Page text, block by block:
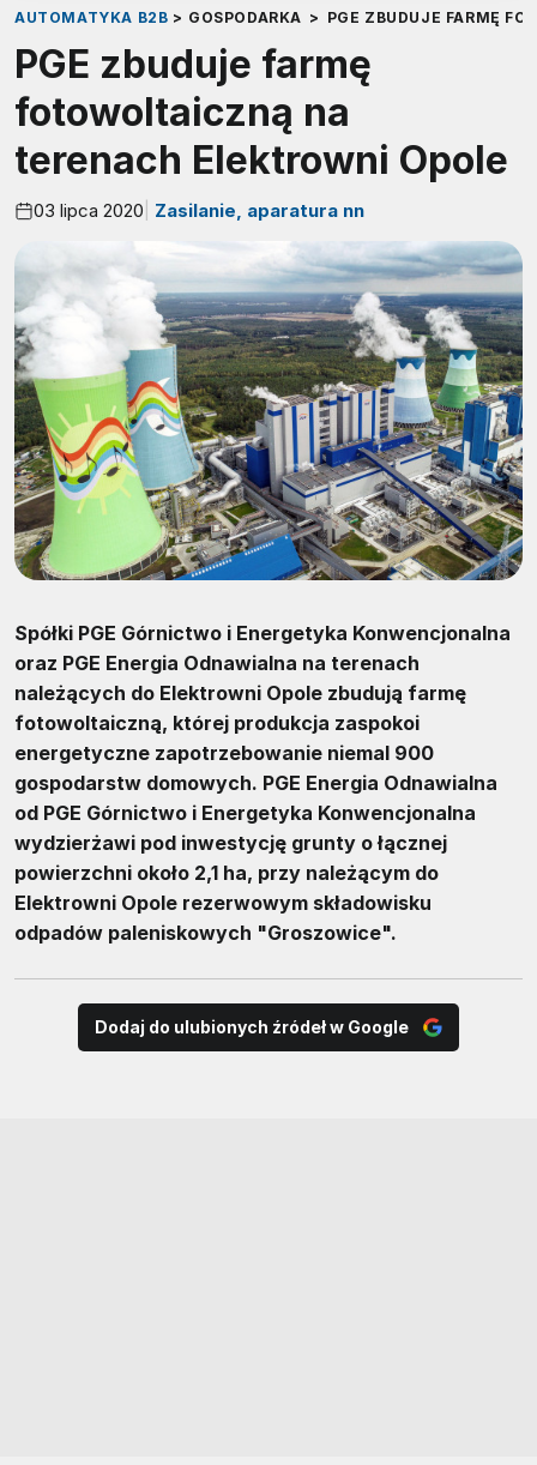
AUTOMATYKA B2B > GOSPODARKA > PGE ZBUDUJE FARMĘ
PGE zbuduje farmę
fotowoltaiczną na
terenach Elektrowni Opole
03 lipca 2020 Zasilanie, aparatura nn
Spółki PGE Górnictwo i Energetyka Konwencjonalna
oraz PGE Energia Odnawialna na terenach
należących do Elektrowni Opole zbudują farmę
fotowoltaiczną, której produkcja zaspokoi
energetyczne zapotrzebowanie niemal 900
gospodarstw domowych. PGE Energia Odnawialna
od PGE Górnictwo i Energetyka Konwencjonalna
wydzierżawi pod inwestycję grunty o łącznej
powierzchni około 2,1 ha, przy należącym do
Elektrowni Opole rezerwowym składowisku
odpadów paleniskowych "Groszowice".
Dodaj do ulubionych źródeł w Google